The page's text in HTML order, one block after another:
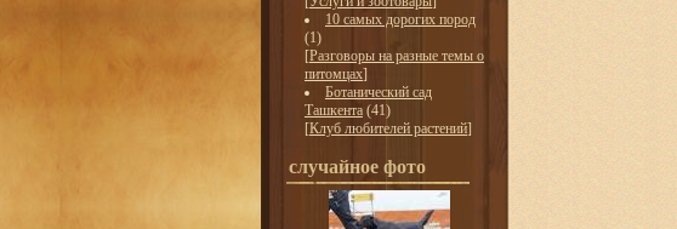
10 самых дорогих пород
(1)
[Разговоры на разные темы о
питомцах]
Ботанический сад
Ташкента (41)
[Клуб любителей растений]
случайное фото